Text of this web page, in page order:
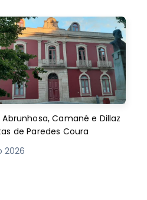
Abrunhosa, Camané e Dillaz
de Paredes Coura
2026